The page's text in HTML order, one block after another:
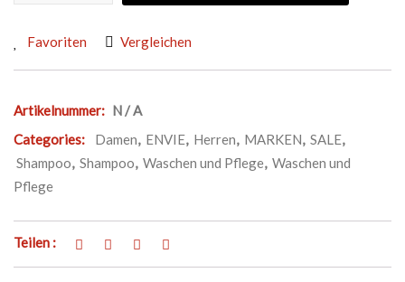
Favoriten Vergleichen
Artikelnummer: N / A
Categories:
Damen, ENVIE, Herren, MARKEN, SALE,
Shampoo, Shampoo, Waschen und Pflege, Waschen und
Pflege
Teilen :